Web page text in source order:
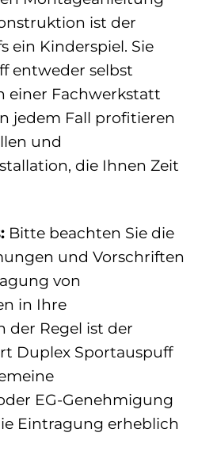
ist der
ein Kinderspiel. Sie
entweder selbst
einer Fachwerkstatt
jedem Fall profitieren
und
die Ihnen Zeit
Bitte beachten Sie die
und Vorschriften
von
in Ihre
der Regel ist der
Duplex Sportauspuff
EG-Genehmigung
Eintragung erheblich